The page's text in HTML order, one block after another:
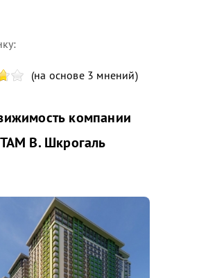
(на основе 3 мнений)
компании
ТАМ В. Шкрогаль